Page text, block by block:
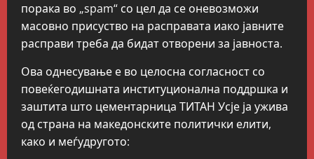
порака во „spam“ со цел да се оневозможи
масовно присуство на расправата иако јавните
расправи треба да бидат отворени за јавноста.
Ова однесување е во целосна согласност со
повеќегодишната институционална поддршка и
заштита што цементарница ТИТАН Усје ја ужива
од страна на македонските политички елити,
како и меѓудругото: